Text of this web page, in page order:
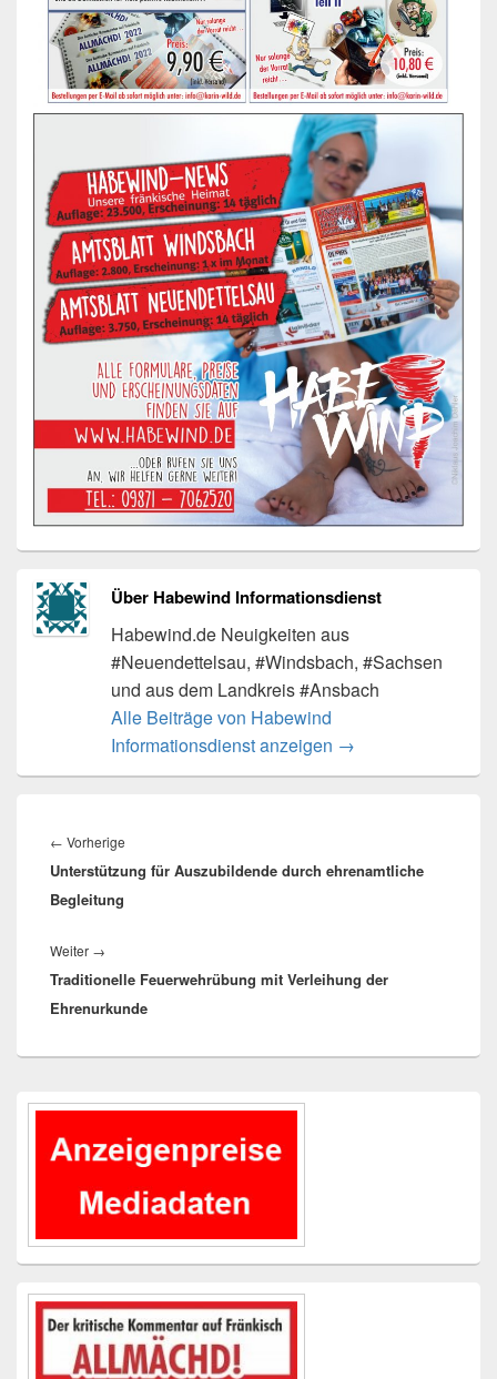
Über Habewind Informationsdienst
Habewind.de Neuigkeiten aus
#Neuendettelsau, #Windsbach, #Sachsen
und aus dem Landkreis #Ansbach
Alle Beiträge von Habewind
Informationsdienst anzeigen →
← Vorherige
Beitrag:
Unterstützung für Auszubildende durch ehrenamtliche
Begleitung
Weiter →
Beitrag:
Traditionelle Feuerwehrübung mit Verleihung der
Ehrenurkunde
Primärer
Widgetbereich